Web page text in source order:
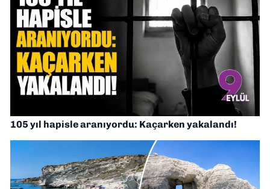
105 yıl hapisle aranıyordu: Kaçarken yakalandı!